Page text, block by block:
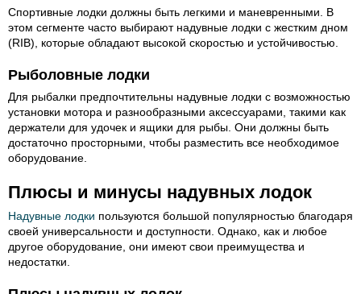
Спортивные лодки должны быть легкими и маневренными. В
этом сегменте часто выбирают надувные лодки с жестким дном
(RIB), которые обладают высокой скоростью и устойчивостью.
Рыболовные лодки
Для рыбалки предпочтительны надувные лодки с возможностью
установки мотора и разнообразными аксессуарами, такими как
держатели для удочек и ящики для рыбы. Они должны быть
достаточно просторными, чтобы разместить все необходимое
оборудование.
Плюсы и минусы надувных лодок
Надувные лодки пользуются большой популярностью благодаря
своей универсальности и доступности. Однако, как и любое
другое оборудование, они имеют свои преимущества и
недостатки.